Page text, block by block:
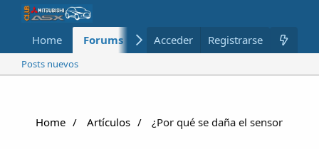
Home Forums Nuevo Miembros
Acceder Registrarse
Posts nuevos
Home Artículos ¿Por qué se daña el sensor MAP?